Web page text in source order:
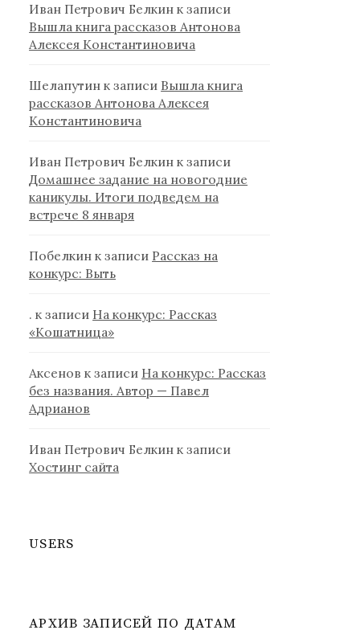
Иван Петрович Белкин к записи
Вышла книга рассказов Антонова
Алексея Константиновича
Шелапутин к записи Вышла книга
рассказов Антонова Алексея
Константиновича
Иван Петрович Белкин к записи
Домашнее задание на новогодние
каникулы. Итоги подведем на
встрече 8 января
Побелкин к записи Рассказ на
конкурс: Выть
. к записи На конкурс: Рассказ
«Кошатница»
Аксенов к записи На конкурс: Рассказ
без названия. Автор — Павел
Адрианов
Иван Петрович Белкин к записи
Хостинг сайта
USERS
АРХИВ ЗАПИСЕЙ ПО ДАТАМ